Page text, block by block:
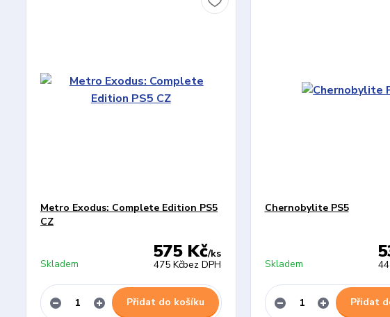
Metro Exodus: Complete Edition PS5
CZ
575 Kč/ks
475 Kčbez DPH
Skladem
Přidat do košíku
Chernobylite PS5
Skladem
Přidat